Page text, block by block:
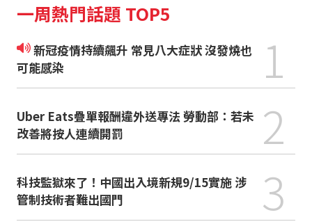
一周熱門話題 TOP5
新冠疫情持續飆升 常見八大症狀 沒發燒也
可能感染
1
Uber Eats疊單報酬違外送專法 勞動部：若未
改善將按人連續開罰
2
科技監獄來了！中國出入境新規9/15實施 涉
管制技術者難出國門
3